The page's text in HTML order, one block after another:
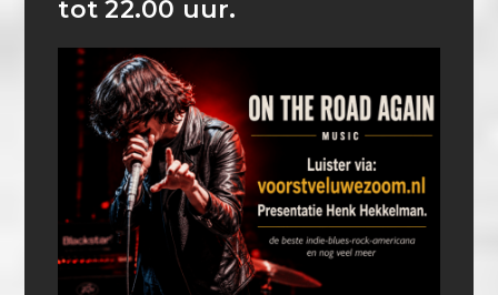
tot 22.00 uur.